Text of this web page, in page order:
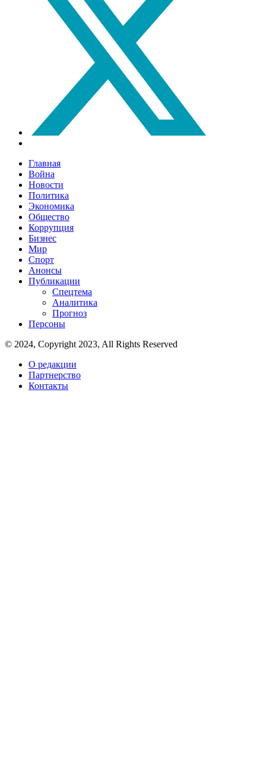
Главная
Война
Новости
Политика
Экономика
Общество
Коррупция
Бизнес
Мир
Спорт
Анонсы
Публикации
Спецтема
Аналитика
Прогноз
Персоны
© 2024, Copyright 2023, All Rights Reserved
О редакции
Партнерство
Контакты